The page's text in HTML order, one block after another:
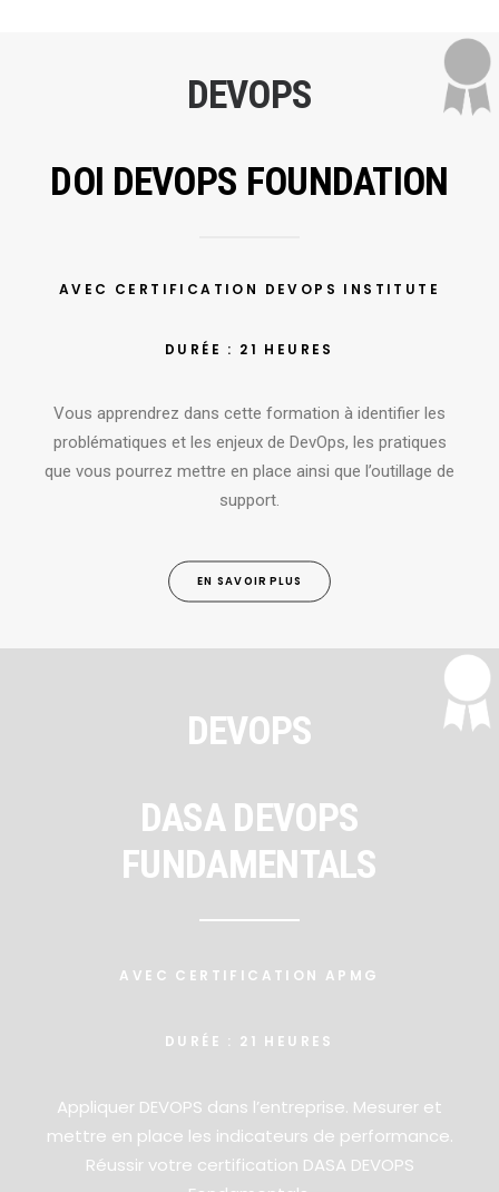
DEVOPS
DOI DEVOPS FOUNDATION
AVEC CERTIFICATION DEVOPS INSTITUTE
DURÉE : 21 HEURES
Vous apprendrez dans cette formation à identifier les
problématiques et les enjeux de DevOps, les pratiques
que vous pourrez mettre en place ainsi que l’outillage de
support.
EN SAVOIR PLUS
DEVOPS
DASA DEVOPS
FUNDAMENTALS
AVEC CERTIFICATION APMG
DURÉE : 21 HEURES
Appliquer DEVOPS dans l’entreprise. Mesurer et
mettre en place les indicateurs de performance.
Réussir votre certification DASA DEVOPS